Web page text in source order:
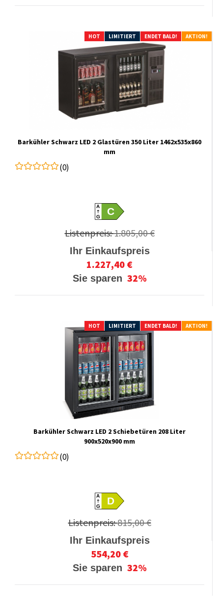
HOT LIMITIERT ENDET BALD! AKTION!
Barkühler Schwarz LED 2 Glastüren 350 Liter 1462x535x860
mm
(0)
A
GC
Listenpreis:1.805,00 €
Ihr Einkaufspreis
1.227,40 €
Sie sparen 32%
HOT LIMITIERT ENDET BALD! AKTION!
Barkühler Schwarz LED 2 Schiebetüren 208 Liter
900x520x900 mm
(0)
A
GD
Listenpreis:815,00 €
Ihr Einkaufspreis
554,20 €
Sie sparen 32%